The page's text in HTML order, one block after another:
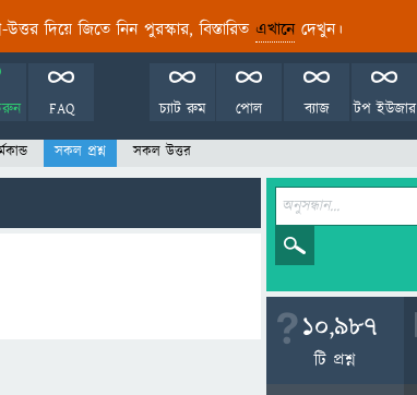
দিয়ে জিতে নিন পুরস্কার, বিস্তারিত এখানেদেখুন।
FAQ টপ ইউজার
ব্যাজ
পোল
চ্যাট রুম
সকল প্রশ্ন সকল উত্তর
10,987
টি প্রশ্ন